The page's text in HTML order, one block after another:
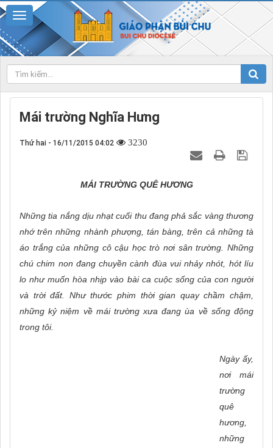
Mái trường Nghĩa Hưng
Thứ hai - 16/11/2015 04:02 3230
MÁI TRƯỜNG QUÊ HƯƠNG
Những tia nắng dịu nhạt cuối thu đang phả sắc vàng thương
nhớ trên những nhành phượng, tán bàng, trên cả những tà
áo trắng của những cô cậu học trò nơi sân trường. Những
chú chim non đang chuyền cành đùa vui nhảy nhót, hót líu
lo như muốn hòa nhịp vào bài ca cuộc sống của con người
và trời đất. Như thước phim thời gian quay chầm chậm,
những kỷ niệm về mái trường xưa đang ùa về sống động
trong tôi.
Ngày ấy,
nơi mái
trường
quê
hương,
những